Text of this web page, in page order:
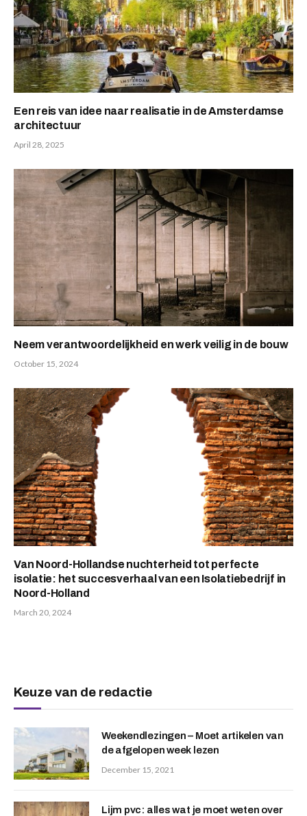
Een reis van idee naar realisatie in de Amsterdamse
architectuur
April 28, 2025
Neem verantwoordelijkheid en werk veilig in de bouw
October 15, 2024
Van Noord-Hollandse nuchterheid tot perfecte
isolatie: het succesverhaal van een Isolatiebedrijf in
Noord-Holland
March 20, 2024
Keuze van de redactie
Weekendlezingen – Moet artikelen van
de afgelopen week lezen
December 15, 2021
Lijm pvc: alles wat je moet weten over